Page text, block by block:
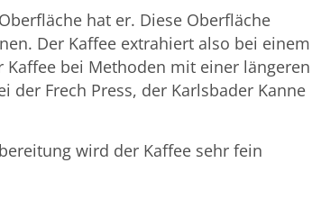
hat er. Diese Oberfläche
Der Kaffee extrahiert also bei einem
bei Methoden mit einer längeren
Frech Press, der Karlsbader Kanne
wird der Kaffee sehr fein